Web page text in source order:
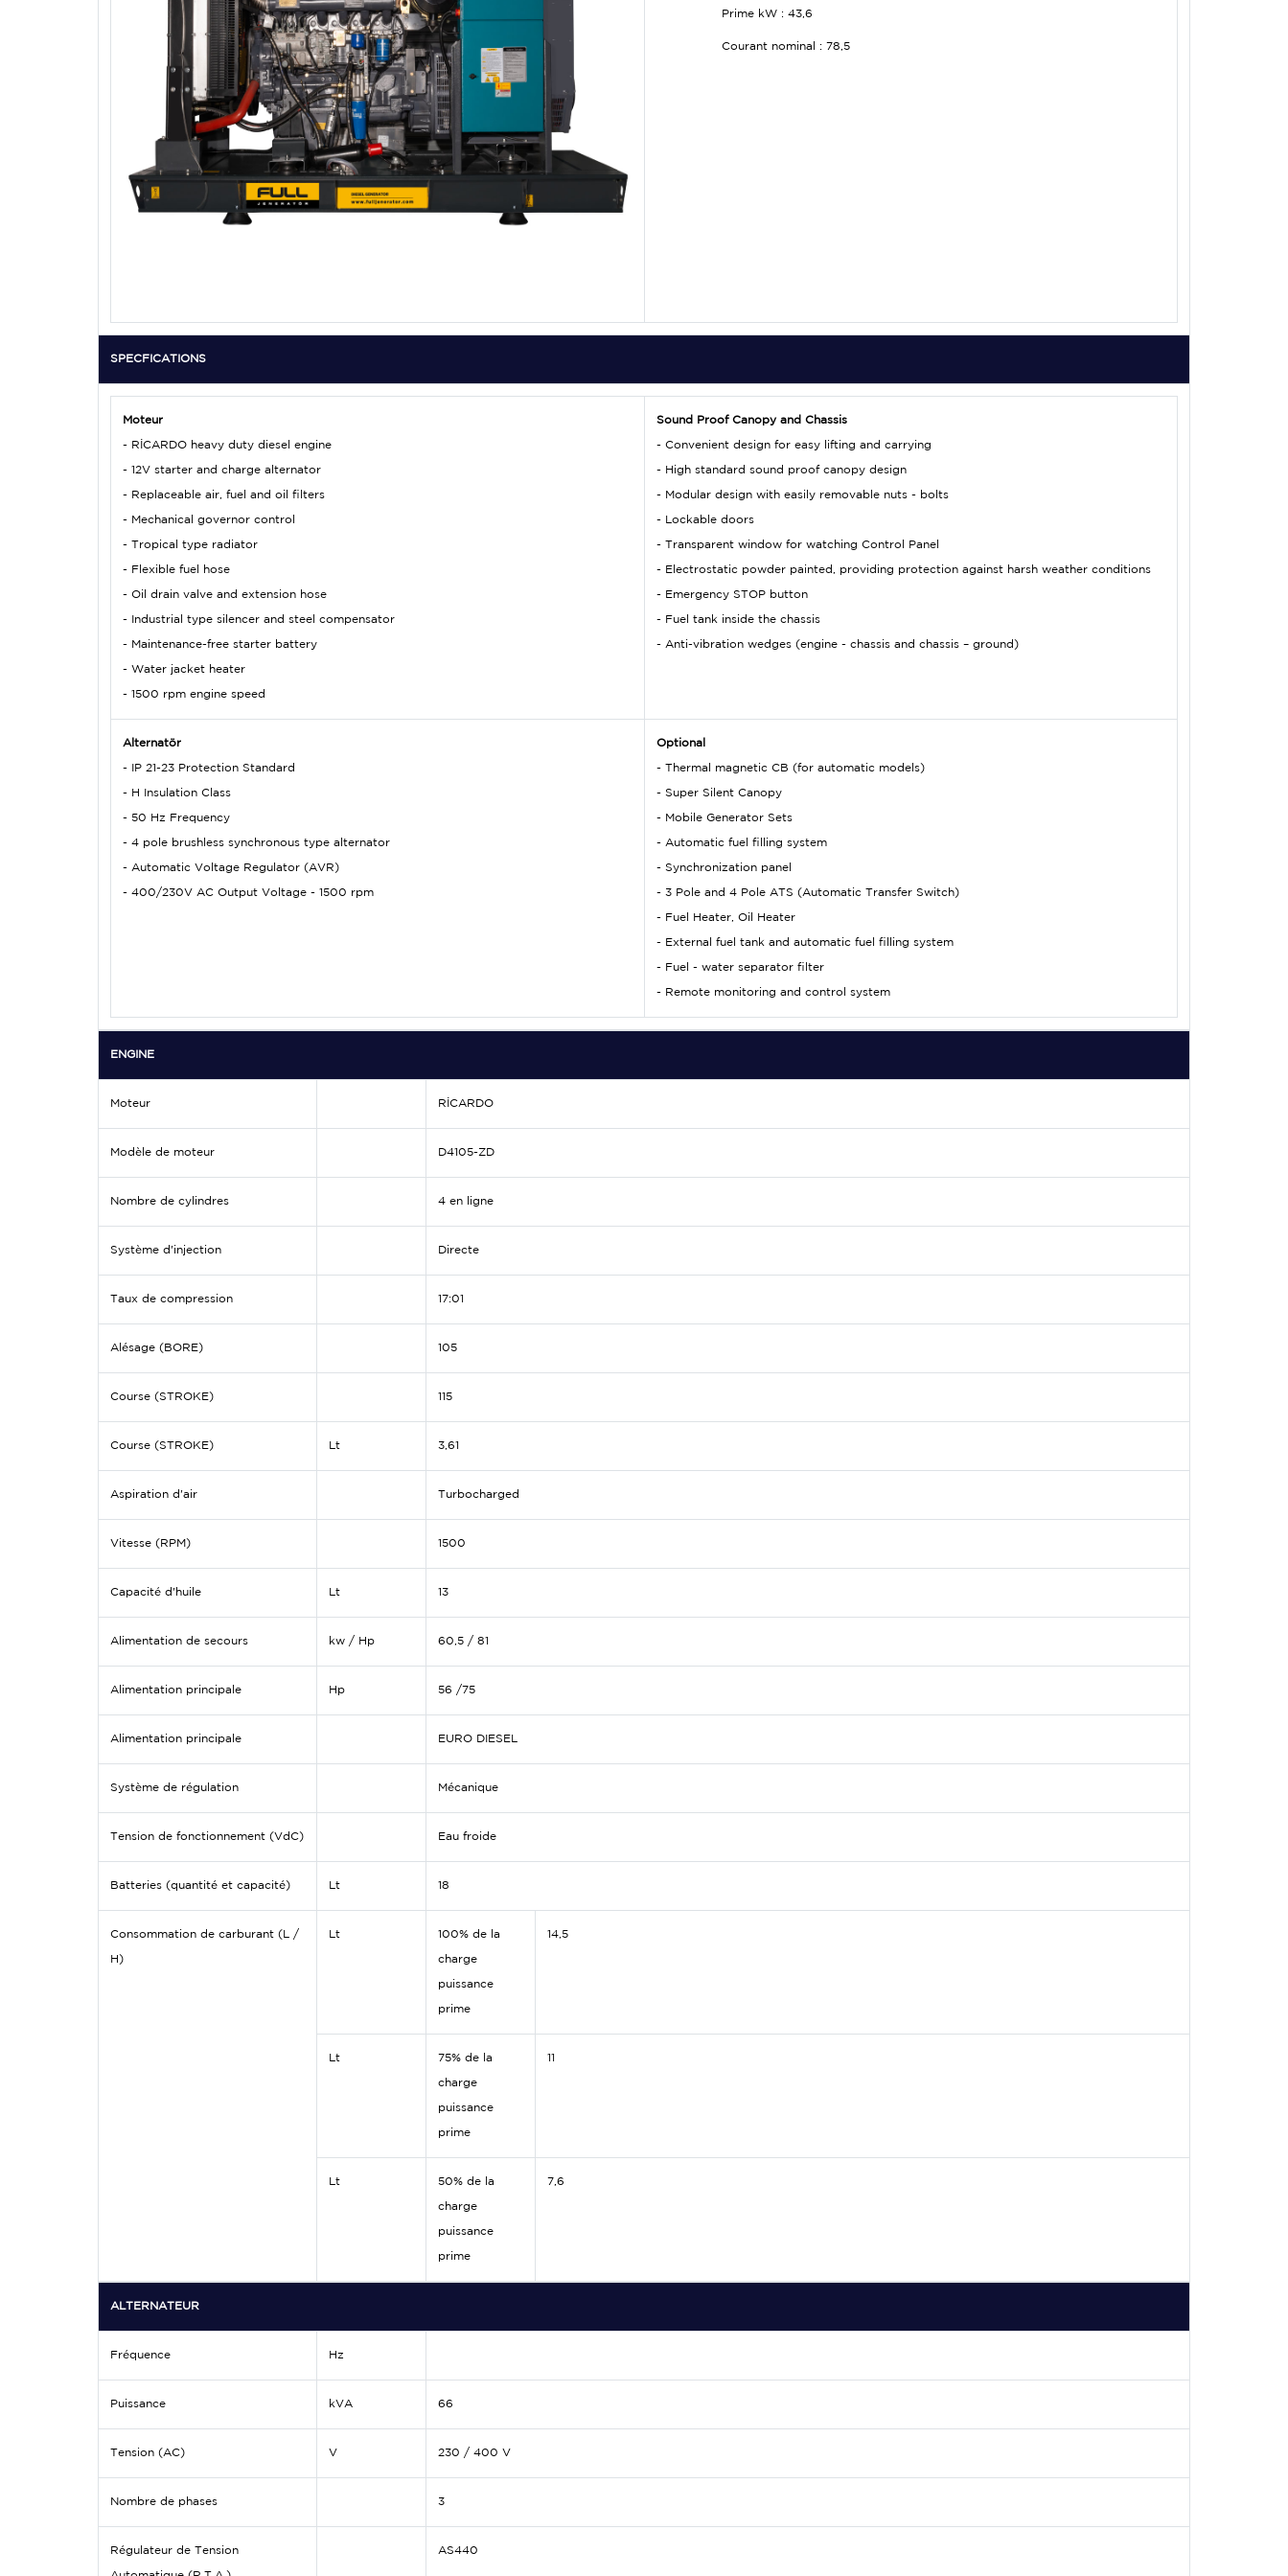
Prime kW : 43,6
Courant nominal : 78,5
SPECFICATIONS
Moteur
- RİCARDO heavy duty diesel engine
- 12V starter and charge alternator
- Replaceable air, fuel and oil filters
- Mechanical governor control
- Tropical type radiator
- Flexible fuel hose
- Oil drain valve and extension hose
- Industrial type silencer and steel compensator
- Maintenance-free starter battery
- Water jacket heater
- 1500 rpm engine speed
Sound Proof Canopy and Chassis
- Convenient design for easy lifting and carrying
- High standard sound proof canopy design
- Modular design with easily removable nuts - bolts
- Lockable doors
- Transparent window for watching Control Panel
- Electrostatic powder painted, providing protection against harsh weather conditions
- Emergency STOP button
- Fuel tank inside the chassis
- Anti-vibration wedges (engine - chassis and chassis – ground)
Alternatör
- IP 21-23 Protection Standard
- H Insulation Class
- 50 Hz Frequency
- 4 pole brushless synchronous type alternator
- Automatic Voltage Regulator (AVR)
- 400/230V AC Output Voltage - 1500 rpm
Optional
- Thermal magnetic CB (for automatic models)
- Super Silent Canopy
- Mobile Generator Sets
- Automatic fuel filling system
- Synchronization panel
- 3 Pole and 4 Pole ATS (Automatic Transfer Switch)
- Fuel Heater, Oil Heater
- External fuel tank and automatic fuel filling system
- Fuel - water separator filter
- Remote monitoring and control system
ENGINE
Moteur RİCARDO
Modèle de moteur D4105-ZD
Nombre de cylindres 4 en ligne
Système d'injection Directe
Taux de compression 17:01
Alésage (BORE) 105
Course (STROKE) 115
Course (STROKE) Lt 3,61
Aspiration d'air Turbocharged
Vitesse (RPM) 1500
Capacité d'huile Lt 13
Alimentation de secours kw / Hp 60,5 / 81
Alimentation principale Hp 56 /75
Alimentation principale EURO DIESEL
Système de régulation Mécanique
Tension de fonctionnement (VdC) Eau froide
Batteries (quantité et capacité) Lt 18
Consommation de carburant (L /
H)
Lt 100% de la
charge
puissance
prime
14,5
Lt 75% de la
charge
puissance
prime
11
Lt 50% de la
charge
puissance
prime
7,6
ALTERNATEUR
Fréquence Hz
Puissance kVA 66
Tension (AC) V 230 / 400 V
Nombre de phases 3
Régulateur de Tension AS440